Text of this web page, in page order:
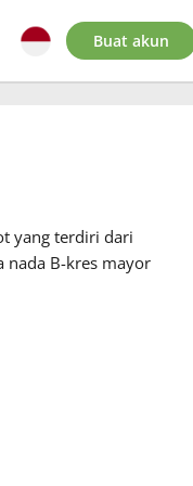
Buat akun
yang terdiri dari
nada B-kres mayor